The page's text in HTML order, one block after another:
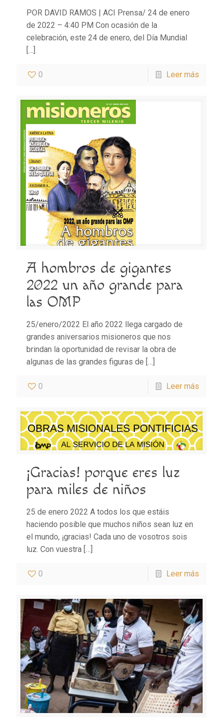
POR DAVID RAMOS | ACI Prensa/ 24 de enero
de 2022 – 4:40 PM Con ocasión de la
celebración, este 24 de enero, del Día Mundial
[…]
0 Leer más
A hombros de gigantes
2022 un año grande para
las OMP
25/enero/2022 El año 2022 llega cargado de
grandes aniversarios misioneros que nos
brindan la oportunidad de revisar la obra de
algunas de las grandes figuras de […]
0 Leer más
¡Gracias! porque eres luz
para miles de niños
25 de enero 2022 A todos los que estáis
haciendo posible que muchos niños sean luz en
el mundo, ¡gracias! Cada uno de vosotros sois
luz. Con vuestra […]
0 Leer más